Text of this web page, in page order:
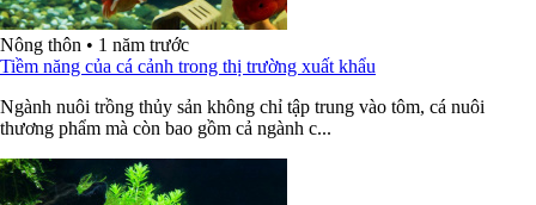
Nông thôn • 1 năm trước
Tiềm năng của cá cảnh trong thị trường xuất khẩu
Ngành nuôi trồng thủy sản không chỉ tập trung vào tôm, cá nuôi
thương phẩm mà còn bao gồm cả ngành c...